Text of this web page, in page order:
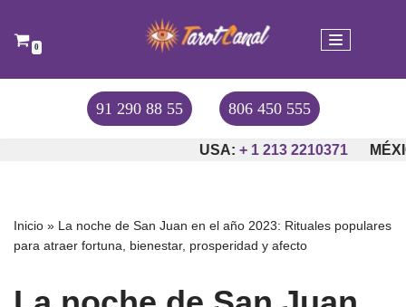
Saltar
0
91 290 88 55 806 450 555
USA:+ 1 213 2210371
Inicio » La noche de San Juan en el año 2023: Rituales populares
para atraer fortuna, bienestar, prosperidad y afecto